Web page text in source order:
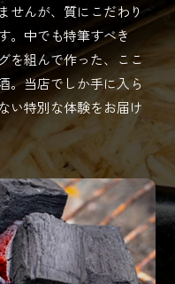
せんが、質にこだわり
。中でも特筆すべき
を組んで作った、ここ
。当店でしか手に入ら
い特別な体験をお届け